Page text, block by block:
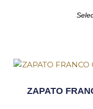
ZAPATO